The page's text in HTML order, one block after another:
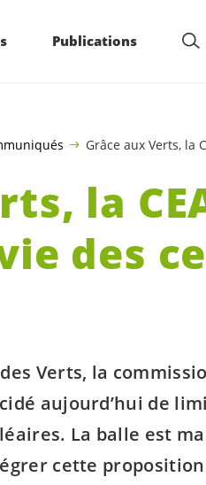
Publications
Grâce aux Verts, la
la
des
Verts, la
aujourd’hui de
La balle est
cette